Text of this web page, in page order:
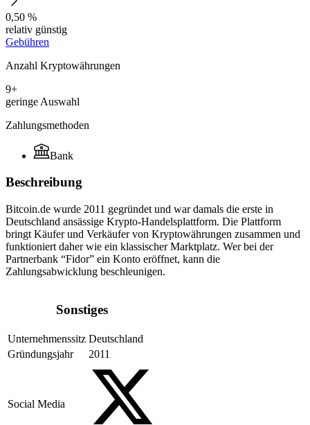
0,50 %
relativ günstig
Gebühren
Anzahl Kryptowährungen
9+
geringe Auswahl
Zahlungsmethoden
Bank
Beschreibung
Bitcoin.de wurde 2011 gegründet und war damals die erste in
Deutschland ansässige Krypto-Handelsplattform. Die Plattform
bringt Käufer und Verkäufer von Kryptowährungen zusammen und
funktioniert daher wie ein klassischer Marktplatz. Wer bei der
Partnerbank “Fidor” ein Konto eröffnet, kann die
Zahlungsabwicklung beschleunigen.
Sonstiges
Unternehmenssitz Deutschland
Gründungsjahr
2011
Social Media